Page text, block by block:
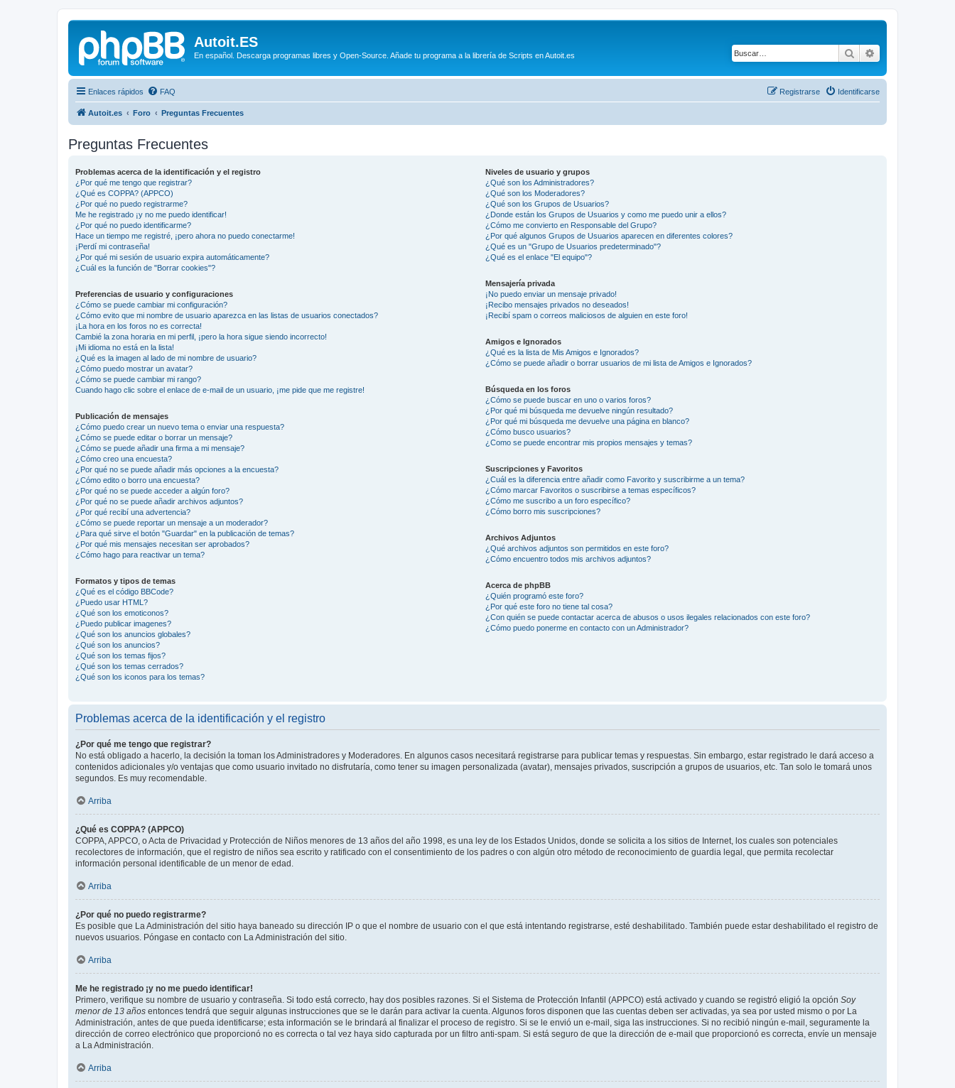
Autoit.ES
En español. Descarga programas libres y Open-Source. Añade tu programa a la librería de Scripts en Autoit.es Buscar
Enlaces rápidos FAQ Identificarse
Registrarse
Autoit.es Foro Preguntas Frecuentes
Preguntas Frecuentes
Problemas acerca de la identificación y el registro
¿Por qué me tengo que registrar?
¿Qué es COPPA? (APPCO)
¿Por qué no puedo registrarme?
Me he registrado ¡y no me puedo identificar!
¿Por qué no puedo identificarme?
Hace un tiempo me registré, ¡pero ahora no puedo conectarme!
¡Perdí mi contraseña!
¿Por qué mi sesión de usuario expira automáticamente?
¿Cuál es la función de "Borrar cookies"?
Preferencias de usuario y configuraciones
¿Cómo se puede cambiar mi configuración?
¿Cómo evito que mi nombre de usuario aparezca en las listas de usuarios conectados?
¡La hora en los foros no es correcta!
Cambié la zona horaria en mi perfil, ¡pero la hora sigue siendo incorrecto!
¡Mi idioma no está en la lista!
¿Qué es la imagen al lado de mi nombre de usuario?
¿Cómo puedo mostrar un avatar?
¿Cómo se puede cambiar mi rango?
Cuando hago clic sobre el enlace de e-mail de un usuario, ¡me pide que me registre!
Publicación de mensajes
¿Cómo puedo crear un nuevo tema o enviar una respuesta?
¿Cómo se puede editar o borrar un mensaje?
¿Cómo se puede añadir una firma a mi mensaje?
¿Cómo creo una encuesta?
¿Por qué no se puede añadir más opciones a la encuesta?
¿Cómo edito o borro una encuesta?
¿Por qué no se puede acceder a algún foro?
¿Por qué no se puede añadir archivos adjuntos?
¿Por qué recibí una advertencia?
¿Cómo se puede reportar un mensaje a un moderador?
¿Para qué sirve el botón "Guardar" en la publicación de temas?
¿Por qué mis mensajes necesitan ser aprobados?
¿Cómo hago para reactivar un tema?
Formatos y tipos de temas
¿Qué es el código BBCode?
¿Puedo usar HTML?
¿Qué son los emoticonos?
¿Puedo publicar imagenes?
¿Qué son los anuncios globales?
¿Qué son los anuncios?
¿Qué son los temas fijos?
¿Qué son los temas cerrados?
¿Qué son los iconos para los temas?
Niveles de usuario y grupos
¿Qué son los Administradores?
¿Qué son los Moderadores?
¿Qué son los Grupos de Usuarios?
¿Donde están los Grupos de Usuarios y como me puedo unir a ellos?
¿Cómo me convierto en Responsable del Grupo?
¿Por qué algunos Grupos de Usuarios aparecen en diferentes colores?
¿Qué es un "Grupo de Usuarios predeterminado"?
¿Qué es el enlace "El equipo"?
Mensajería privada
¡No puedo enviar un mensaje privado!
¡Recibo mensajes privados no deseados!
¡Recibí spam o correos maliciosos de alguien en este foro!
Amigos e Ignorados
¿Qué es la lista de Mis Amigos e Ignorados?
¿Cómo se puede añadir o borrar usuarios de mi lista de Amigos e Ignorados?
Búsqueda en los foros
¿Cómo se puede buscar en uno o varios foros?
¿Por qué mi búsqueda me devuelve ningún resultado?
¿Por qué mi búsqueda me devuelve una página en blanco?
¿Cómo busco usuarios?
¿Como se puede encontrar mis propios mensajes y temas?
Suscripciones y Favoritos
¿Cuál es la diferencia entre añadir como Favorito y suscribirme a un tema?
¿Cómo marcar Favoritos o suscribirse a temas específicos?
¿Cómo me suscribo a un foro específico?
¿Cómo borro mis suscripciones?
Archivos Adjuntos
¿Qué archivos adjuntos son permitidos en este foro?
¿Cómo encuentro todos mis archivos adjuntos?
Acerca de phpBB
¿Quién programó este foro?
¿Por qué este foro no tiene tal cosa?
¿Con quién se puede contactar acerca de abusos o usos ilegales relacionados con este foro?
¿Cómo puedo ponerme en contacto con un Administrador?
Problemas acerca de la identificación y el registro
¿Por qué me tengo que registrar?
No está obligado a hacerlo, la decisión la toman los Administradores y Moderadores. En algunos casos necesitará registrarse para publicar temas y respuestas. Sin embargo, estar registrado le dará acceso a
contenidos adicionales y/o ventajas que como usuario invitado no disfrutaría, como tener su imagen personalizada (avatar), mensajes privados, suscripción a grupos de usuarios, etc. Tan solo le tomará unos
segundos. Es muy recomendable.
Arriba
¿Qué es COPPA? (APPCO)
COPPA, APPCO, o Acta de Privacidad y Protección de Niños menores de 13 años del año 1998, es una ley de los Estados Unidos, donde se solicita a los sitios de Internet, los cuales son potenciales
recolectores de información, que el registro de niños sea escrito y ratificado con el consentimiento de los padres o con algún otro método de reconocimiento de guardia legal, que permita recolectar
información personal identificable de un menor de edad.
Arriba
¿Por qué no puedo registrarme?
Es posible que La Administración del sitio haya baneado su dirección IP o que el nombre de usuario con el que está intentando registrarse, esté deshabilitado. También puede estar deshabilitado el registro de
nuevos usuarios. Póngase en contacto con La Administración del sitio.
Arriba
Me he registrado ¡y no me puedo identificar!
Primero, verifique su nombre de usuario y contraseña. Si todo está correcto, hay dos posibles razones. Si el Sistema de Protección Infantil (APPCO) está activado y cuando se registró eligió la opción Soy
menor de 13 años entonces tendrá que seguir algunas instrucciones que se le darán para activar la cuenta. Algunos foros disponen que las cuentas deben ser activadas, ya sea por usted mismo o por La
Administración, antes de que pueda identificarse; esta información se le brindará al finalizar el proceso de registro. Si se le envió un e-mail, siga las instrucciones. Si no recibió ningún e-mail, seguramente la
dirección de correo electrónico que proporcionó no es correcta o tal vez haya sido capturada por un filtro anti-spam. Si está seguro de que la dirección de e-mail que proporcionó es correcta, envíe un mensaje
a La Administración.
Arriba